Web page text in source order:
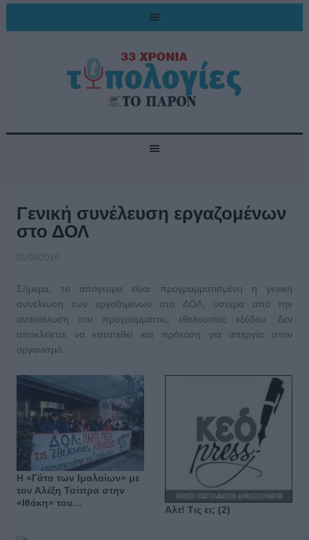
Γενική συνέλευση εργαζομένων
στο ΔΟΛ
01/03/2010
Σήμερα, το απόγευμα είναι προγραμματισμένη η γενική
συνέλευση των εργαζομένων στο ΔΟΛ, ύστερα από την
ανακοίνωση του προγράμματος, εθελουσίας εξόδου. Δεν
αποκλείεται να κατατεθεί και πρόταση για απεργία στον
οργανισμό.
Η «Γάτα των Ιμαλαίων» με
τον Αλέξη Τσίπρα στην
«Ιθάκη» του…
Αλτ! Τις ει; (2)